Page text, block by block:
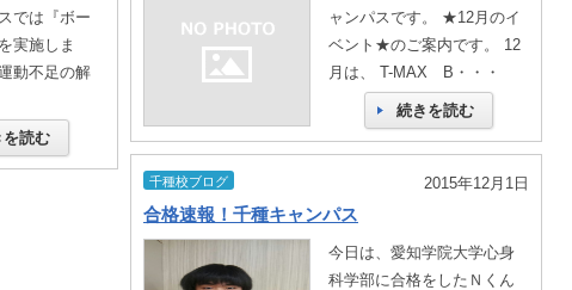
では『ボー
実施しま
動不足の解
読む
ャンパスです。 ★12月のイ
ベント★のご案内です。 12
月は、 T-MAX B・・・
続きを読む
千種校ブログ 2015年12月1日
合格速報！千種キャンパス
今日は、愛知学院大学心身
科学部に合格をしたＮくん